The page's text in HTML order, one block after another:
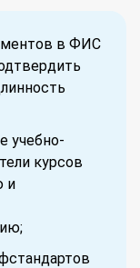
в ФИС
учебно-
курсов
и